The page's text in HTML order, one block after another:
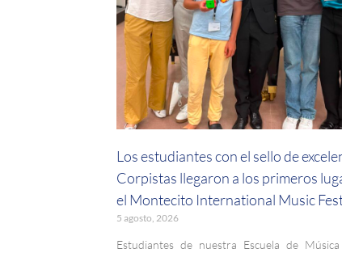
Los estudiantes con el sello de
Corpistas llegaron a los primeros
el Montecito International Music
5 agosto, 2026
Estudiantes de nuestra Escuela de